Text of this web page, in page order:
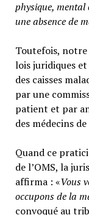
physique, mental
une absence de
Toutefois, notre
lois juridiques
des caisses
par une
patient et par
des médecins
Quand ce
de l’OMS, la
affirma : «Vous
occupons de la
convoqué au